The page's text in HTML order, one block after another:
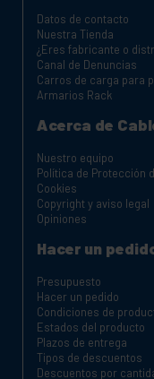
Datos de contacto
Nuestra Tienda
¿Eres fabricante o
Canal de Denuncias
Carros de carga para
Armarios Rack
Acerca de
Nuestro equipo
Política de Protección
Cookies
Copyright y aviso legal
Opiniones
Hacer un
Presupuesto
Hacer un pedido
Condiciones de
Estados del producto
Plazos de entrega
Tipos de descuentos
Descuentos por